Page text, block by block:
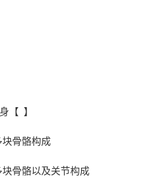
【 】
块骨骼构成
块骨骼以及关节构成